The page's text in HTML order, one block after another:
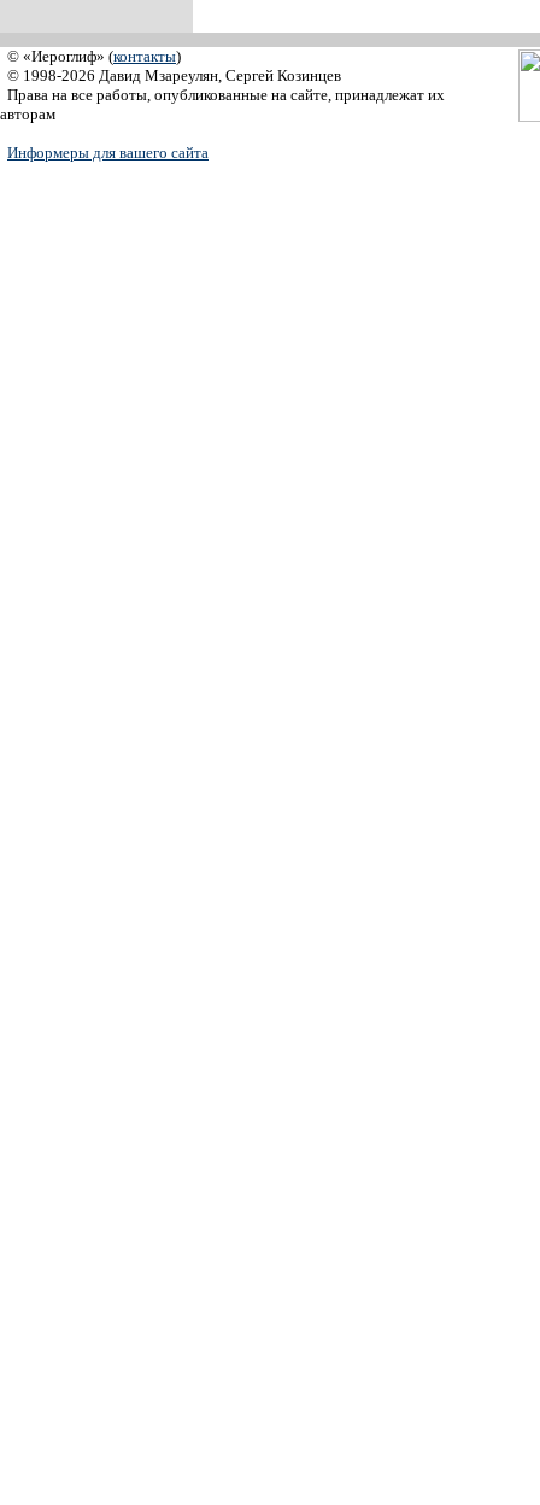
© «Иероглиф» (контакты)
© 1998-2026 Давид Мзареулян, Сергей Козинцев
Права на все работы, опубликованные на сайте, принадлежат их
авторам
Информеры для вашего сайта